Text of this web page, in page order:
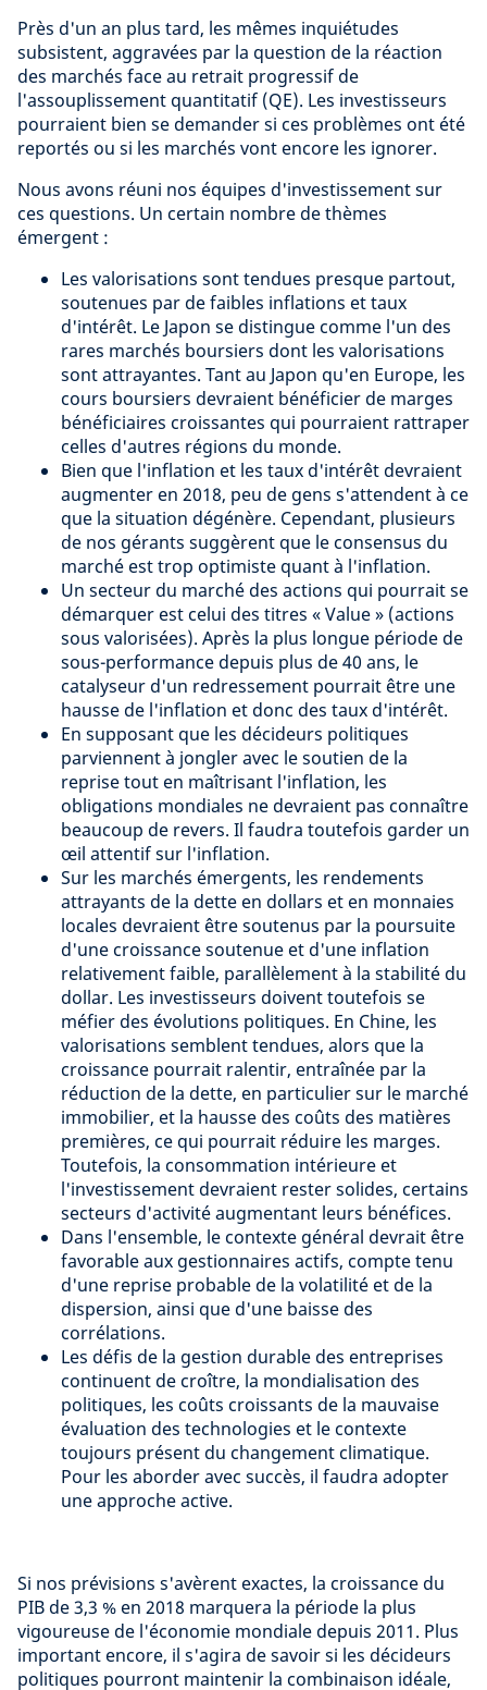
Près d'un an plus tard, les mêmes inquiétudes
subsistent, aggravées par la question de la réaction
des marchés face au retrait progressif de
l'assouplissement quantitatif (QE). Les investisseurs
pourraient bien se demander si ces problèmes ont été
reportés ou si les marchés vont encore les ignorer.
Nous avons réuni nos équipes d'investissement sur
ces questions. Un certain nombre de thèmes
émergent :
Les valorisations sont tendues presque partout,
soutenues par de faibles inflations et taux
d'intérêt. Le Japon se distingue comme l'un des
rares marchés boursiers dont les valorisations
sont attrayantes. Tant au Japon qu'en Europe, les
cours boursiers devraient bénéficier de marges
bénéficiaires croissantes qui pourraient rattraper
celles d'autres régions du monde.
Bien que l'inflation et les taux d'intérêt devraient
augmenter en 2018, peu de gens s'attendent à ce
que la situation dégénère. Cependant, plusieurs
de nos gérants suggèrent que le consensus du
marché est trop optimiste quant à l'inflation.
Un secteur du marché des actions qui pourrait se
démarquer est celui des titres « Value » (actions
sous valorisées). Après la plus longue période de
sous-performance depuis plus de 40 ans, le
catalyseur d'un redressement pourrait être une
hausse de l'inflation et donc des taux d'intérêt.
En supposant que les décideurs politiques
parviennent à jongler avec le soutien de la
reprise tout en maîtrisant l'inflation, les
obligations mondiales ne devraient pas connaître
beaucoup de revers. Il faudra toutefois garder un
œil attentif sur l'inflation.
Sur les marchés émergents, les rendements
attrayants de la dette en dollars et en monnaies
locales devraient être soutenus par la poursuite
d'une croissance soutenue et d'une inflation
relativement faible, parallèlement à la stabilité du
dollar. Les investisseurs doivent toutefois se
méfier des évolutions politiques. En Chine, les
valorisations semblent tendues, alors que la
croissance pourrait ralentir, entraînée par la
réduction de la dette, en particulier sur le marché
immobilier, et la hausse des coûts des matières
premières, ce qui pourrait réduire les marges.
Toutefois, la consommation intérieure et
l'investissement devraient rester solides, certains
secteurs d'activité augmentant leurs bénéfices.
Dans l'ensemble, le contexte général devrait être
favorable aux gestionnaires actifs, compte tenu
d'une reprise probable de la volatilité et de la
dispersion, ainsi que d'une baisse des
corrélations.
Les défis de la gestion durable des entreprises
continuent de croître, la mondialisation des
politiques, les coûts croissants de la mauvaise
évaluation des technologies et le contexte
toujours présent du changement climatique.
Pour les aborder avec succès, il faudra adopter
une approche active.
Si nos prévisions s'avèrent exactes, la croissance du
PIB de 3,3 % en 2018 marquera la période la plus
vigoureuse de l'économie mondiale depuis 2011. Plus
important encore, il s'agira de savoir si les décideurs
politiques pourront maintenir la combinaison idéale,